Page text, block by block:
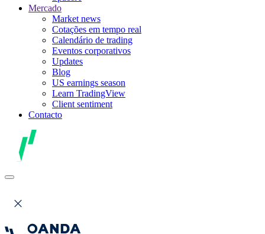
Mercado
Market news
Cotações em tempo real
Calendário de trading
Eventos corporativos
Updates
Blog
US earnings season
Learn TradingView
Client sentiment
Contacto